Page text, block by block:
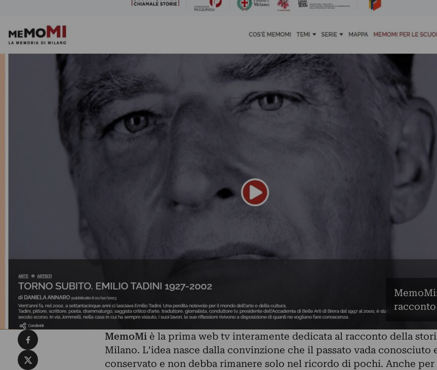
MemoMi è la prima web tv interamente dedicata al racconto della
Milano. L’idea nasce dalla convinzione che il passato vada conosciuto
conservato e non debba rimanere solo nel ricordo di pochi. Anche per
Condividi su Facebook
Condividi su X